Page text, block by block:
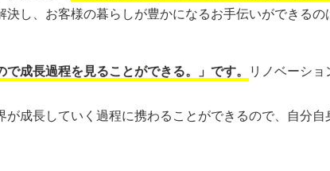
決し、お客様の暮らしが豊かになるお手伝いができるの
で成長過程を見ることができる。」です。
リノベーショ
が成長していく過程に携わることができるので、自分